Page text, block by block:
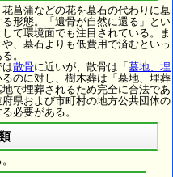
菖蒲などの花を墓石の代わりに墓
形態。「遺骨が自然に還る」とい
て環境面でも注目されている。ま
、墓石よりも低費用で済むといっ
。
散骨に近いが、散骨は「墓地、埋
るのに対し、樹木葬は「墓地、埋葬
で埋葬されるため完全に合法であ
県および市町村の地方公共団体の
必要がある。